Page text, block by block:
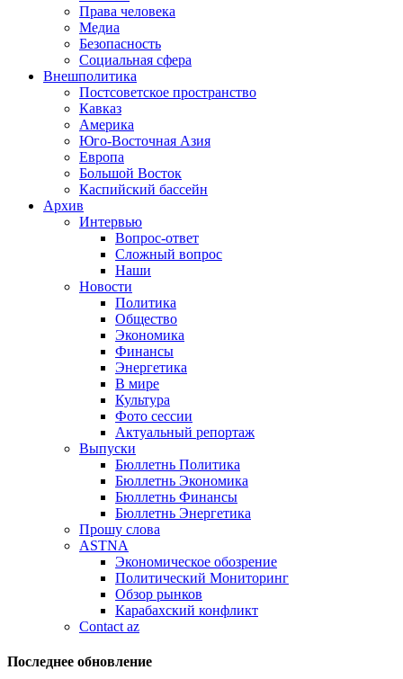
Права человека
Медиа
Безопасность
Социальная сфера
Внешполитика
Постсоветское пространство
Кавказ
Америка
Юго-Восточная Азия
Европа
Большой Восток
Каспийский бассейн
Архив
Интервью
Вопрос-ответ
Сложный вопрос
Наши
Новости
Политика
Общество
Экономика
Финансы
Энергетика
В мире
Культура
Фото сессии
Актуальный репортаж
Выпуски
Бюллетнь Политика
Бюллетнь Экономика
Бюллетнь Финансы
Бюллетнь Энергетика
Прошу слова
ASTNA
Экономическое обозрение
Политический Мониторинг
Обзор рынков
Карабахский конфликт
Contact az
Последнее обновление